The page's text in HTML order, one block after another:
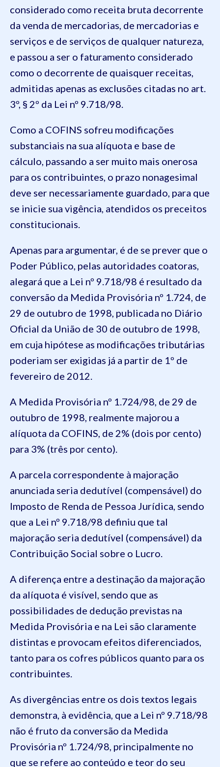
considerado como receita bruta decorrente
da venda de mercadorias, de mercadorias e
serviços e de serviços de qualquer natureza,
e passou a ser o faturamento considerado
como o decorrente de quaisquer receitas,
admitidas apenas as exclusões citadas no art.
3º, § 2º da Lei nº 9.718/98.
Como a COFINS sofreu modificações
substanciais na sua alíquota e base de
cálculo, passando a ser muito mais onerosa
para os contribuintes, o prazo nonagesimal
deve ser necessariamente guardado, para que
se inicie sua vigência, atendidos os preceitos
constitucionais.
Apenas para argumentar, é de se prever que o
Poder Público, pelas autoridades coatoras,
alegará que a Lei nº 9.718/98 é resultado da
conversão da Medida Provisória nº 1.724, de
29 de outubro de 1998, publicada no Diário
Oficial da União de 30 de outubro de 1998,
em cuja hipótese as modificações tributárias
poderiam ser exigidas já a partir de 1º de
fevereiro de 2012.
A Medida Provisória nº 1.724/98, de 29 de
outubro de 1998, realmente majorou a
alíquota da COFINS, de 2% (dois por cento)
para 3% (três por cento).
A parcela correspondente à majoração
anunciada seria dedutível (compensável) do
Imposto de Renda de Pessoa Jurídica, sendo
que a Lei nº 9.718/98 definiu que tal
majoração seria dedutível (compensável) da
Contribuição Social sobre o Lucro.
A diferença entre a destinação da majoração
da alíquota é visível, sendo que as
possibilidades de dedução previstas na
Medida Provisória e na Lei são claramente
distintas e provocam efeitos diferenciados,
tanto para os cofres públicos quanto para os
contribuintes.
As divergências entre os dois textos legais
demonstra, à evidência, que a Lei nº 9.718/98
não é fruto da conversão da Medida
Provisória nº 1.724/98, principalmente no
que se refere ao conteúdo e teor do seu